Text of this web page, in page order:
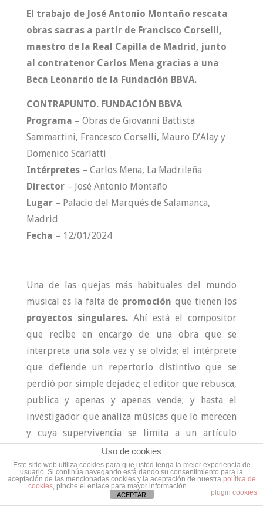
El trabajo de José Antonio Montaño rescata
obras sacras a partir de Francisco Corselli,
maestro de la Real Capilla de Madrid, junto
al contratenor Carlos Mena gracias a una
Beca Leonardo de la Fundación BBVA.
CONTRAPUNTO. FUNDACIÓN BBVA
Programa – Obras de Giovanni Battista
Sammartini, Francesco Corselli, Mauro D’Alay y
Domenico Scarlatti
Intérpretes – Carlos Mena, La Madrileña
Director – José Antonio Montaño
Lugar – Palacio del Marqués de Salamanca,
Madrid
Fecha – 12/01/2024
Una de las quejas más habituales del mundo
musical es la falta de promoción que tienen los
proyectos singulares.Ahí está el compositor
que recibe en encargo de una obra que se
interpreta una sola vez y se olvida; el intérprete
que defiende un repertorio distintivo que se
perdió por simple dejadez; el editor que rebusca,
publica y apenas y apenas vende; y hasta el
investigador que analiza músicas que lo merecen
y cuya supervivencia se limita a un artículo
Laseveridad del mercadoes tan formidable
que a laavalancha de propuestas
y a su
Uso de cookies
Este sitio web utiliza cookies para que usted tenga la mejor experiencia de
usuario. Si continúa navegando está dando su consentimiento para la
aceptación de las mencionadas cookies y la aceptación de nuestra política de
cookies, pinche el enlace para mayor información.
plugin cookies
ACEPTAR